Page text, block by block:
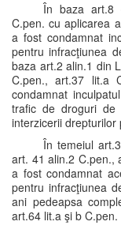
În baza art.8
C.pen. cu aplicarea
a fost condamnat
pentru infracţiunea
baza art.2 alin.1 din
C.pen., art.37 lit.a
condamnat
trafic de droguri de
interzicerii drepturilor
În temeiul
art. 41 alin.2 C.pen.,
a fost condamnat
pentru infracţiunea
ani pedeapsa
art.64 lit.a şi b C.pen.